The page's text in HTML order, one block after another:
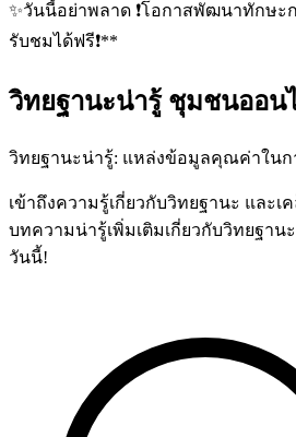
✨วันนี้อย่าพลาด ❗️โอกาสพัฒนาทักษะ
รับชมได้ฟรี❗️**
วิทยฐานะน่ารู้ ชุมชนออน
วิทยฐานะน่ารู้: แหล่งข้อมูลคุณค่าในก
เข้าถึงความรู้เกี่ยวกับวิทยฐานะ และ
บทความน่ารู้เพิ่มเติมเกี่ยวกับวิทยฐาน
วันนี้!